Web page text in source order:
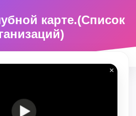
карте.(Список